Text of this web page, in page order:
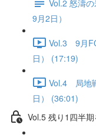
Vol.2 怒濤
9月2日）
Vol.3 9月
日） (17:19)
Vol.4 局地
日） (36:01)
Vol.5 残り1四半